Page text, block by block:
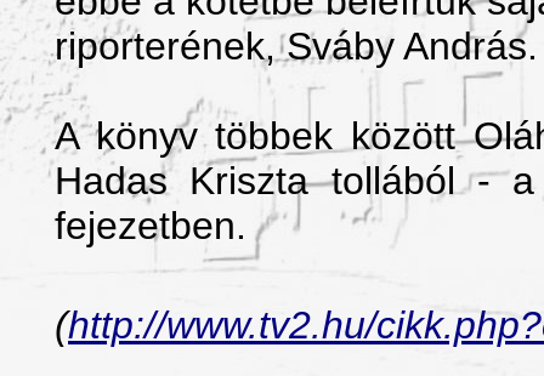
riporterének, Sváby András.
A könyv többek között
Hadas Kriszta tollából - a
fejezetben.
(http://www.tv2.hu/